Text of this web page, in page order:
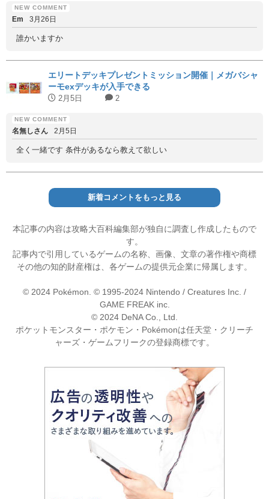
Em 3月26日
誰かいますか
エリートデッキプレゼントミッション開催｜メガバシャ
ーモexデッキが入手できる
2月5日 2
名無しさん 2月5日
全く一緒です 条件があるなら教えて欲しい
新着コメントをもっと見る
本記事の内容は攻略大百科編集部が独自に調査し作成したもので
す。
記事内で引用しているゲームの名称、画像、文章の著作権や商標
その他の知的財産権は、各ゲームの提供元企業に帰属します。
© 2024 Pokémon. © 1995-2024 Nintendo / Creatures Inc. /
GAME FREAK inc.
© 2024 DeNA Co., Ltd.
ポケットモンスター・ポケモン・Pokémonは任天堂・クリーチ
ャーズ・ゲームフリークの登録商標です。